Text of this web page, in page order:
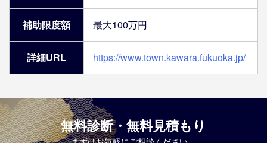
補助限度額 最大100万円
詳細URL https://www.town.kawara.fukuoka.jp/
無料診断・無料見積もり